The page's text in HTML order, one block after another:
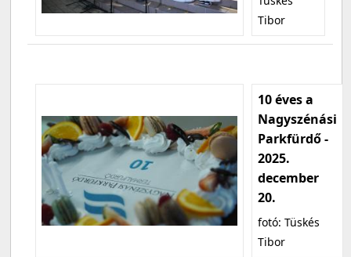
Tibor
10 éves a
Nagyszénási
Parkfürdő -
2025.
december
20.
fotó: Tüskés
Tibor